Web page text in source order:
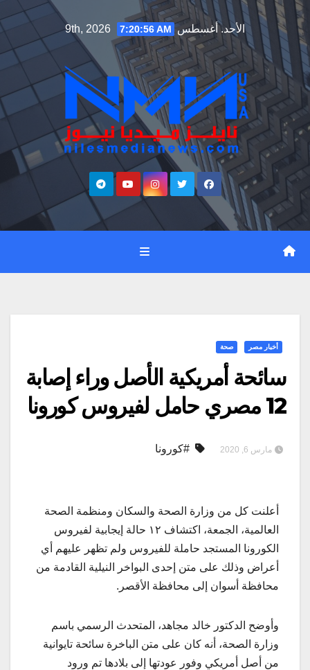
Skip
to
content
الأحد. أغسطس 9th, 2026 7:20:57 AM
أخبار مصر صحة
سائحة أمريكية الأصل وراء إصابة
12 مصري حامل لفيروس كورونا
مارس 6, 2020 #كورونا
أعلنت كل من وزارة الصحة والسكان ومنظمة الصحة
العالمية، الجمعة، اكتشاف ١٢ حالة إيجابية لفيروس
الكورونا المستجد حاملة للفيروس ولم تظهر عليهم أي
أعراض وذلك على متن إحدى البواخر النيلية القادمة من
محافظة أسوان إلى محافظة الأقصر.
وأوضح الدكتور خالد مجاهد، المتحدث الرسمي باسم
وزارة الصحة، أنه كان على متن الباخرة سائحة تايوانية
من أصل أمريكي وفور عودتها إلى بلادها تم ورود